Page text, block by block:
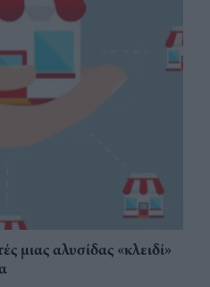
μιας αλυσίδας «κλειδί»